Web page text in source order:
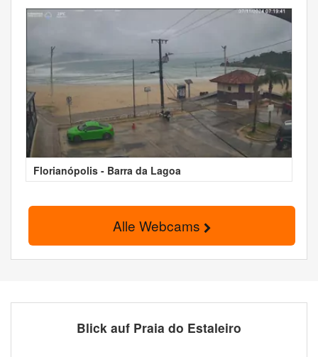
Florianópolis - Barra da Lagoa
Alle Webcams
Blick auf Praia do Estaleiro